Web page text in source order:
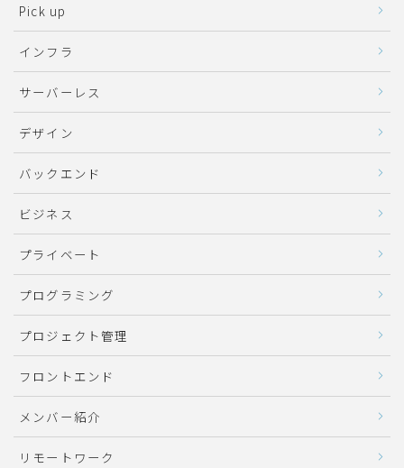
Pick up
インフラ
サーバーレス
デザイン
バックエンド
ビジネス
プライベート
プログラミング
プロジェクト管理
フロントエンド
メンバー紹介
リモートワーク